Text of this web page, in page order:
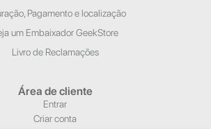
Pagamento e localização
um Embaixador GeekStore
Livro de Reclamações
Área de cliente
Entrar
Criar conta